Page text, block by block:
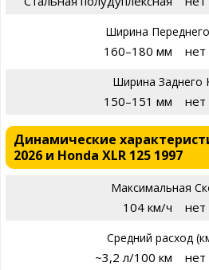
Ширина
160–180 мм
Ширина Заднего
150–151 мм
Динамические
2026 и Honda XLR 125 1997
Максимальная
104 км/ч
Средний расход
~3,2 л/100 км